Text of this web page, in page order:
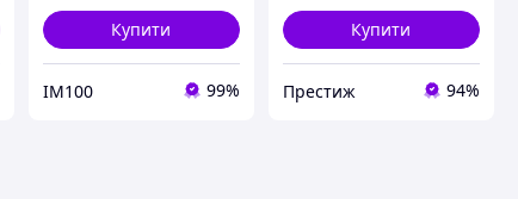
Купити
IM100 99%
Купити
Престиж 94%